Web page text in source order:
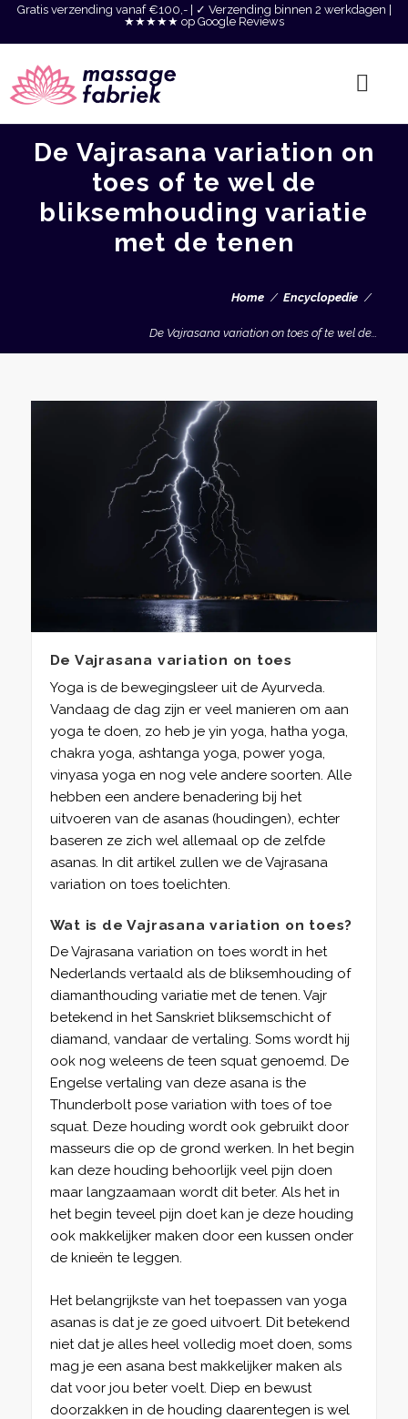
Gratis verzending vanaf €100,- | ✓ Verzending binnen 2 werkdagen |
★★★★★ op Google Reviews
De Vajrasana variation on
toes of te wel de
bliksemhouding variatie
met de tenen
Home Encyclopedie
De Vajrasana variation on toes of te wel de...
De Vajrasana variation on toes
Yoga is de bewegingsleer uit de Ayurveda.
Vandaag de dag zijn er veel manieren om aan
yoga te doen, zo heb je yin yoga, hatha yoga,
chakra yoga, ashtanga yoga, power yoga,
vinyasa yoga en nog vele andere soorten. Alle
hebben een andere benadering bij het
uitvoeren van de asanas (houdingen), echter
baseren ze zich wel allemaal op de zelfde
asanas. In dit artikel zullen we de Vajrasana
variation on toes toelichten.
Wat is de Vajrasana variation on toes?
De Vajrasana variation on toes wordt in het
Nederlands vertaald als de bliksemhouding of
diamanthouding variatie met de tenen. Vajr
betekend in het Sanskriet bliksemschicht of
diamand, vandaar de vertaling. Soms wordt hij
ook nog weleens de teen squat genoemd. De
Engelse vertaling van deze asana is the
Thunderbolt pose variation with toes of toe
squat. Deze houding wordt ook gebruikt door
masseurs die op de grond werken. In het begin
kan deze houding behoorlijk veel pijn doen
maar langzaamaan wordt dit beter. Als het in
het begin teveel pijn doet kan je deze houding
ook makkelijker maken door een kussen onder
de knieën te leggen.
Het belangrijkste van het toepassen van yoga
asanas is dat je ze goed uitvoert. Dit betekend
niet dat je alles heel volledig moet doen, soms
mag je een asana best makkelijker maken als
dat voor jou beter voelt. Diep en bewust
doorzakken in de houding daarentegen is wel